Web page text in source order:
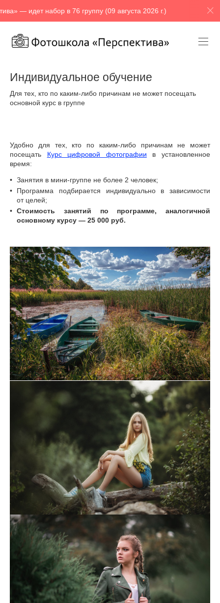
набор в 76 группу (09 августа 2026 г.) Фотошкола
Индивидуальное обучение
Для тех, кто по каким-либо причинам не может посещать
основной курс в группе
Удобно для тех, кто по каким-либо причинам не может
посещать Курс цифровой фотографии в установленное
время:
Занятия в мини-группе не более 2 человек;
Программа подбирается индивидуально в зависимости
от целей;
Стоимость занятий по программе, аналогичной
основному курсу — 25 000 руб.